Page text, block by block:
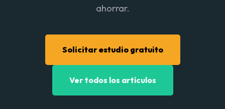
ahorrar.
Solicitar estudio gratuito
Ver todos los artículos